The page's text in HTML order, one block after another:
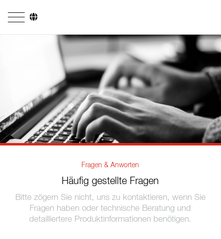
Unternehmen
Geschäftsfelder
Ingenieurdienstleistungen
Kesselsysteme
Feuerungssysteme
Forschung & Entwicklung
Referenzen
Fragen & Anworten
Häufig gestellte Fragen
Bitte zögern Sie nicht, uns zu kontaktieren, wenn Sie
Fragen haben oder technische Beratung und
detailliertere Produktinformationen benötigen.